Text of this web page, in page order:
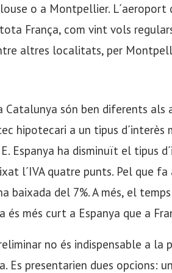
o a Montpellier. L´aeroport
França, com vint vols
altres localitats, per
Catalunya són ben diferents als
hipotecari a un tipus d´interès
Espanya ha disminuït el tipus
l´IVA quatre punts. Pel que fa
baixada del 7%. A més, el
més curt a Espanya que a
no és indispensable a la
Es presentarien dues opcions: